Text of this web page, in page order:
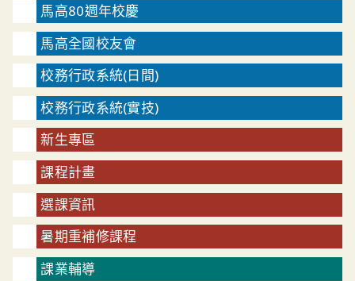
馬高80週年校慶
馬高全國校友會
校務行政系統(日間)
校務行政系統(實技)
新生專區
課程計畫
選課資訊
暑期重補修課程
課業輔導